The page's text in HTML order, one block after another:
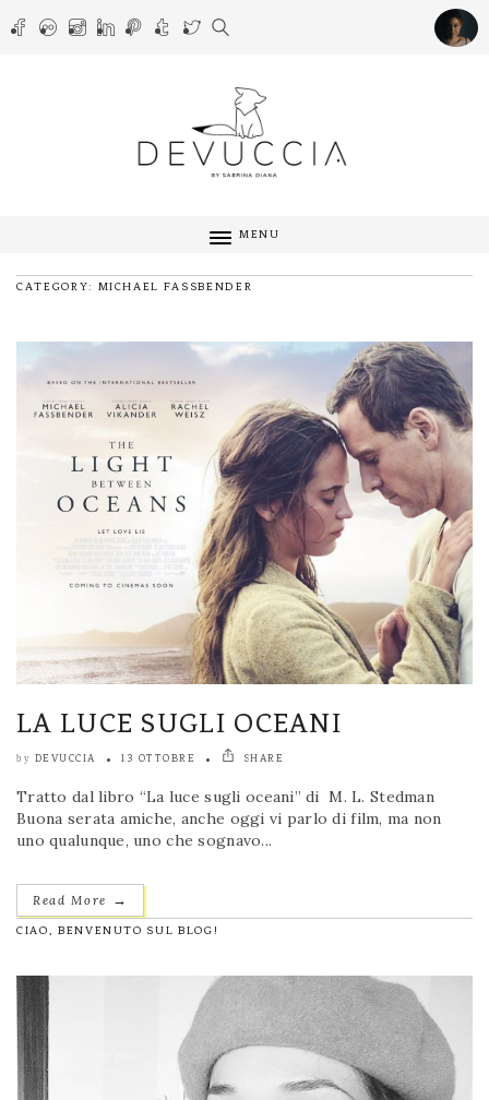
MENU
CATEGORY: MICHAEL FASSBENDER
LA LUCE SUGLI OCEANI
by DEVUCCIA 13 OTTOBRE SHARE
Tratto dal libro “La luce sugli oceani” di M. L. Stedman
Buona serata amiche, anche oggi vi parlo di film, ma non
uno qualunque, uno che sognavo...
Read More →
CIAO, BENVENUTO SUL BLOG!